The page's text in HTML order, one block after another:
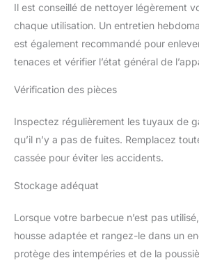
Il est conseillé de nettoyer légèrement
chaque utilisation. Un entretien
est également recommandé pour
tenaces et vérifier l’état général de
Vérification des pièces
Inspectez régulièrement les tuyaux de
qu’il n’y a pas de fuites. Remplacez
cassée pour éviter les accidents.
Stockage adéquat
Lorsque votre barbecue n’est pas
housse adaptée et rangez-le dans un
protège des intempéries et de la